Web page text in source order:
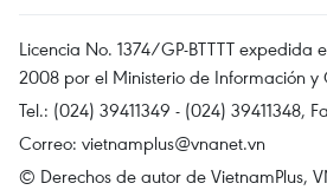
Licencia No. 1374/GP-BTTTT expedida
2008 por el Ministerio de Información y
Tel.: (024) 39411349 - (024) 39411348,
Correo: vietnamplus@vnanet.vn
© Derechos de autor de VietnamPlus,